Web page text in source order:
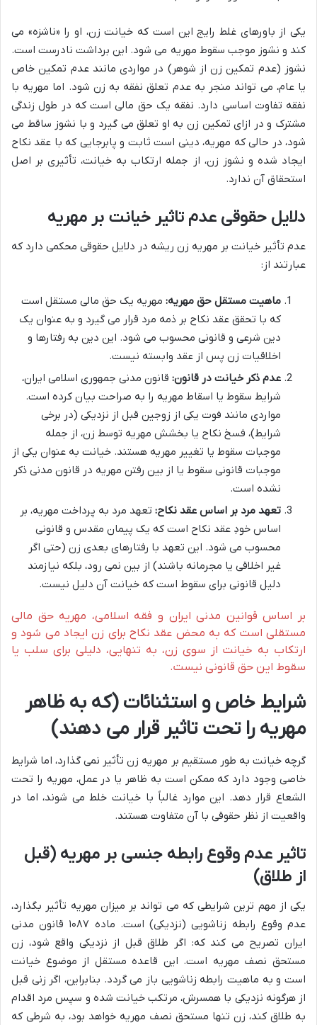
یکی از باورهای غلط رایج این است که خیانت زن، او را «ناشزه» می
کند و نشوز موجب سقوط مهریه می شود. این برداشت نادرست است.
نشوز (عدم تمکین زن از شوهر) در مواردی مانند عدم تمکین خاص
یا عام، می تواند منجر به عدم تعلق نفقه به زن شود. اما مهریه با
نفقه تفاوت اساسی دارد. نفقه یک حق مالی است که در طول زندگی
مشترک و در ازای تمکین زن به او تعلق می گیرد و با نشوز ساقط می
شود، در حالی که مهریه، دینی است ثابت و پابرجایی که با عقد نکاح
ایجاد شده و نشوز زن، از جمله ارتکاب به خیانت، تأثیری بر اصل
استحقاق آن ندارد.
دلایل حقوقی عدم تاثیر خیانت بر مهریه
عدم تأثیر خیانت بر مهریه زن ریشه در دلایل حقوقی محکمی دارد که
عبارتند از:
ماهیت مستقل حق مهریه: مهریه یک حق مالی مستقل است
که با تحقق عقد نکاح بر ذمه مرد قرار می گیرد و به عنوان یک
دین شرعی و قانونی محسوب می شود. این دین به رفتارها و
اخلاقیات زن پس از عقد وابسته نیست.
عدم ذکر خیانت در قانون: قانون مدنی جمهوری اسلامی ایران،
شرایط سقوط یا اسقاط مهریه را به صراحت بیان کرده است.
مواردی مانند فوت یکی از زوجین قبل از نزدیکی (در برخی
شرایط)، فسخ نکاح یا بخشش مهریه توسط زن، از جمله
موجبات سقوط یا تغییر مهریه هستند. خیانت به عنوان یکی از
موجبات قانونی سقوط یا از بین رفتن مهریه در قانون مدنی ذکر
نشده است.
تعهد مرد بر اساس عقد نکاح: تعهد مرد به پرداخت مهریه، بر
اساس خودِ عقد نکاح است که یک پیمان مقدس و قانونی
محسوب می شود. این تعهد با رفتارهای بعدی زن (حتی اگر
غیر اخلاقی یا مجرمانه باشند) از بین نمی رود، بلکه نیازمند
دلیل قانونی برای سقوط است که خیانت آن دلیل نیست.
بر اساس قوانین مدنی ایران و فقه اسلامی، مهریه حق مالی
مستقلی است که به محض عقد نکاح برای زن ایجاد می شود و
ارتکاب به خیانت از سوی زن، به تنهایی، دلیلی برای سلب یا
سقوط این حق قانونی نیست.
شرایط خاص و استثنائات (که به ظاهر
مهریه را تحت تاثیر قرار می دهند)
گرچه خیانت به طور مستقیم بر مهریه زن تأثیر نمی گذارد، اما شرایط
خاصی وجود دارد که ممکن است به ظاهر یا در عمل، مهریه را تحت
الشعاع قرار دهد. این موارد غالباً با خیانت خلط می شوند، اما در
واقعیت از نظر حقوقی با آن متفاوت هستند.
تاثیر عدم وقوع رابطه جنسی بر مهریه (قبل
از طلاق)
یکی از مهم ترین شرایطی که می تواند بر میزان مهریه تأثیر بگذارد،
عدم وقوع رابطه زناشویی (نزدیکی) است. ماده ۱۰۸۷ قانون مدنی
ایران تصریح می کند که: اگر طلاق قبل از نزدیکی واقع شود، زن
مستحق نصف مهریه است. این قاعده مستقل از موضوع خیانت
است و به ماهیت رابطه زناشویی باز می گردد. بنابراین، اگر زنی قبل
از هرگونه نزدیکی با همسرش، مرتکب خیانت شده و سپس مرد اقدام
به طلاق کند، زن تنها مستحق نصف مهریه خواهد بود، به شرطی که